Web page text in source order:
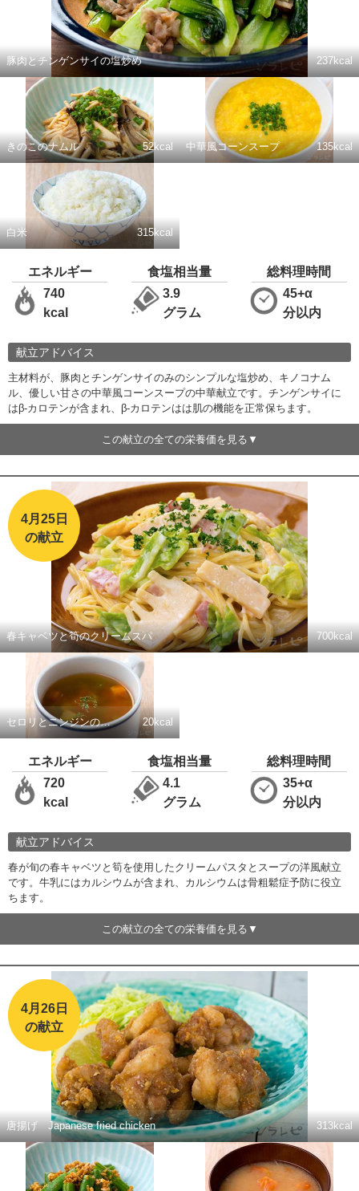
豚肉とチンゲンサイの塩炒め 237kcal
きのこのナムル 52kcal 中華風コーンスープ 135kcal
白米 315kcal
エネルギー
740
kcal
食塩相当量
3.9
グラム
総料理時間
45+α
分以内
献立アドバイス
主材料が、豚肉とチンゲンサイのみのシンプルな塩炒め、キノコナム
ル、優しい甘さの中華風コーンスープの中華献立です。チンゲンサイに
はβ-カロテンが含まれ、β-カロテンはは肌の機能を正常保ちます。
この献立の全ての栄養価を見る
4月25日
の献立
春キャベツと筍のクリームスパ 700kcal
セロリとニンジンのスープ 20kcal
エネルギー
720
kcal
食塩相当量
4.1
グラム
総料理時間
35+α
分以内
献立アドバイス
春が旬の春キャベツと筍を使用したクリームパスタとスープの洋風献立
です。牛乳にはカルシウムが含まれ、カルシウムは骨粗鬆症予防に役立
ちます。
この献立の全ての栄養価を見る
4月26日
の献立
唐揚げ Japanese fried chicken 313kcal